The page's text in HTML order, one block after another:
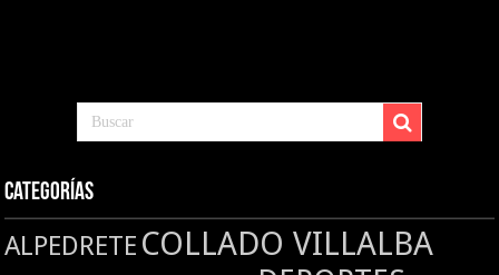
Categorías
ALPEDRETE COLLADO VILLALBA